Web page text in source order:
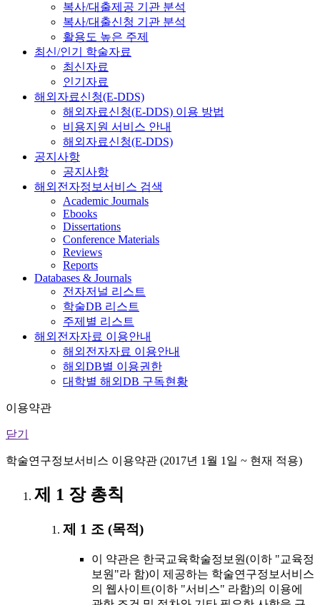
복사/대출제공 기관 분석
복사/대출신청 기관 분석
활용도 높은 주제
최신/인기 학술자료
최신자료
인기자료
해외자료신청(E-DDS)
해외자료신청(E-DDS) 이용 방법
비용지원 서비스 안내
해외자료신청(E-DDS)
공지사항
공지사항
해외전자정보서비스 검색
Academic Journals
Ebooks
Dissertations
Conference Materials
Reviews
Reports
Databases & Journals
전자저널 리스트
학술DB 리스트
주제별 리스트
해외전자자료 이용안내
해외전자자료 이용안내
해외DB별 이용권한
대학별 해외DB 구독현황
이용약관
닫기
학술연구정보서비스 이용약관 (2017년 1월 1일 ~ 현재 적용)
제 1 장 총칙
제 1 조 (목적)
이 약관은 한국교육학술정보원(이하 "교육정
보원"라 함)이 제공하는 학술연구정보서비스
의 웹사이트(이하 "서비스" 라함)의 이용에